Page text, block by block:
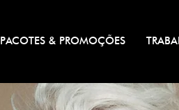
PACOTES & PROMOÇÕES